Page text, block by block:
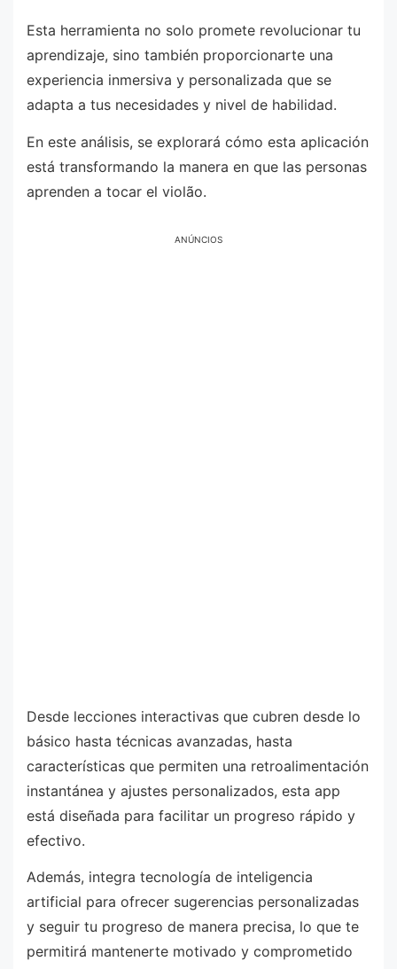
Esta herramienta no solo promete revolucionar tu
aprendizaje, sino también proporcionarte una
experiencia inmersiva y personalizada que se
adapta a tus necesidades y nivel de habilidad.
En este análisis, se explorará cómo esta aplicación
está transformando la manera en que las personas
aprenden a tocar el violão.
ANÚNCIOS
Desde lecciones interactivas que cubren desde lo
básico hasta técnicas avanzadas, hasta
características que permiten una retroalimentación
instantánea y ajustes personalizados, esta app
está diseñada para facilitar un progreso rápido y
efectivo.
Además, integra tecnología de inteligencia
artificial para ofrecer sugerencias personalizadas
y seguir tu progreso de manera precisa, lo que te
permitirá mantenerte motivado y comprometido